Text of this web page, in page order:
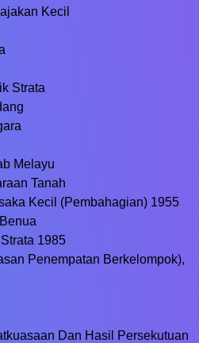
Kecil
Strata
Melayu
Tanah
Kecil (Pembahagian) 1955
1985
Penempatan Berkelompok),
Dan Hasil Persekutuan